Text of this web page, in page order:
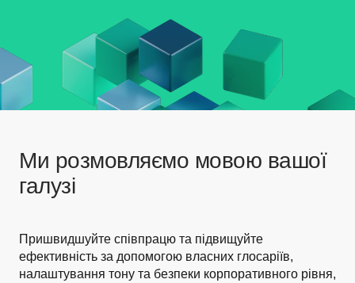
Ми розмовляємо мовою вашої
галузі
Пришвидшуйте співпрацю та підвищуйте
ефективність за допомогою власних глосаріїв,
налаштування тону та безпеки корпоративного рівня,